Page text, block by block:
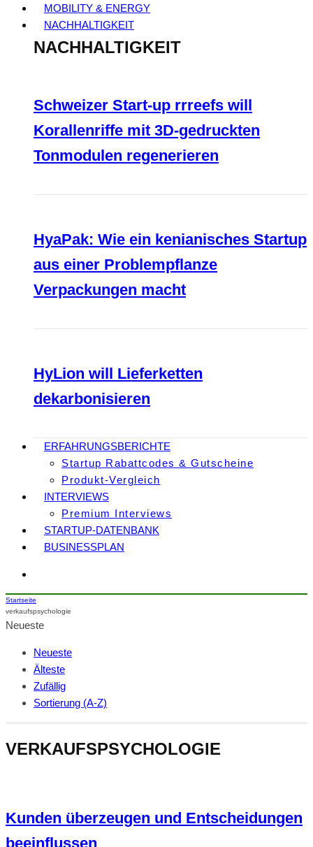
MOBILITY & ENERGY
NACHHALTIGKEIT
NACHHALTIGKEIT
Schweizer Start-up rrreefs will
Korallenriffe mit 3D-gedruckten
Tonmodulen regenerieren
HyaPak: Wie ein kenianisches Startup
aus einer Problempflanze
Verpackungen macht
HyLion will Lieferketten
dekarbonisieren
ERFAHRUNGSBERICHTE
Startup Rabattcodes & Gutscheine
Produkt-Vergleich
INTERVIEWS
Premium Interviews
STARTUP-DATENBANK
BUSINESSPLAN
Startseite
verkaufspsychologie
Neueste
Neueste
Älteste
Zufällig
Sortierung (A-Z)
VERKAUFSPSYCHOLOGIE
Kunden überzeugen und Entscheidungen
beeinflussen